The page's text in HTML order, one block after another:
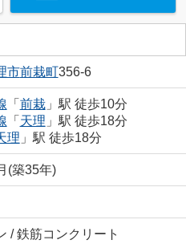
市前栽町356-6
「 前栽」駅 徒歩10分
「 天理 」駅 徒歩18分
理 」駅 徒歩18分
(築35年)
/ 鉄筋コンクリート